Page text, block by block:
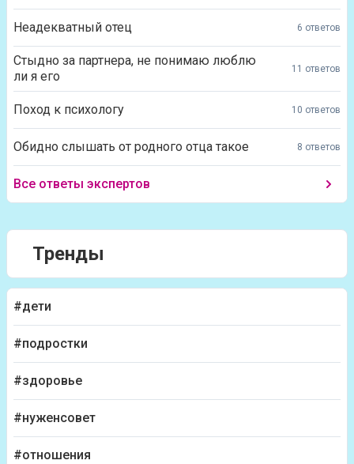
Неадекватный отец 6 ответов
Стыдно за партнера, не понимаю люблю
ли я его
11 ответов
Поход к психологу 10 ответов
Обидно слышать от родного отца такое 8 ответов
Все ответы экспертов
Тренды
#дети
#подростки
#здоровье
#нуженсовет
#отношения